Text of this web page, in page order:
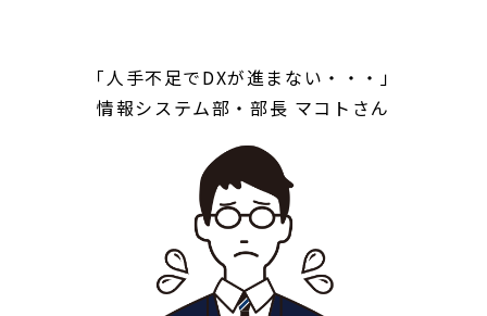
「人手不足でDXが進まない・・・」
情報システム部・部長 マコトさん